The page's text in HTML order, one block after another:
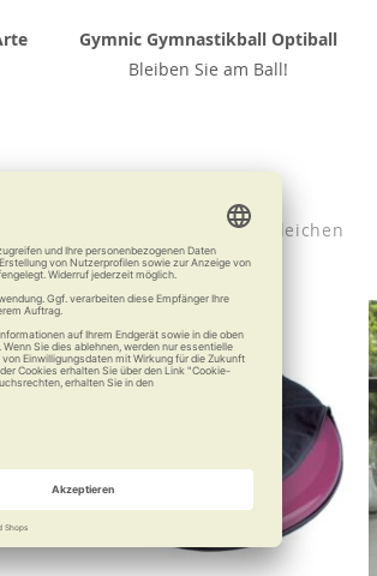
Gymnic Gymnastikball Optiball
Bleiben Sie am Ball!
Vergleichen